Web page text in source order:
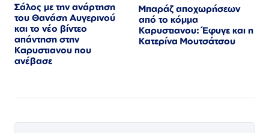
Σάλος με την ανάρτηση
του Θανάση Αυγερινού
και το νέο βίντεο
απάντηση στην
Καρυστιανου που
ανέβασε
Μπαράζ αποχωρήσεων
από το κόμμα
Καρυστιανου: Έφυγε και η
Κατερίνα Μουτσάτσου